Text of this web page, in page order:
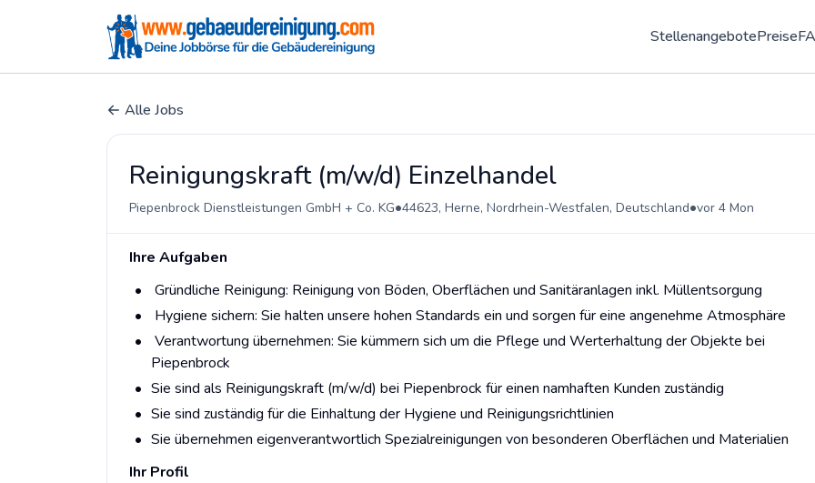
StellenangebotePreise
Alle Jobs
Reinigungskraft (m/w/d) Einzelhandel
Piepenbrock Dienstleistungen GmbH + Co. KG•44623, Herne, Nordrhein-Westfalen, Deutschland•vor 4 Mon
Ihre Aufgaben
Gründliche Reinigung: Reinigung von Böden, Oberflächen und Sanitäranlagen inkl. Müllentsorgung
Hygiene sichern: Sie halten unsere hohen Standards ein und sorgen für eine angenehme Atmosphäre
Verantwortung übernehmen: Sie kümmern sich um die Pflege und Werterhaltung der Objekte bei
Piepenbrock
Sie sind als Reinigungskraft (m/w/d) bei Piepenbrock für einen namhaften Kunden zuständig
Sie sind zuständig für die Einhaltung der Hygiene und Reinigungsrichtlinien
Sie übernehmen eigenverantwortlich Spezialreinigungen von besonderen Oberflächen und Materialien
Ihr Profil